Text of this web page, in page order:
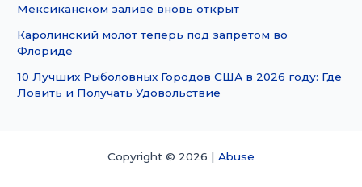
Мексиканском заливе вновь открыт
Каролинский молот теперь под запретом во
Флориде
10 Лучших Рыболовных Городов США в 2026 году: Где
Ловить и Получать Удовольствие
Copyright © 2026 | Abuse